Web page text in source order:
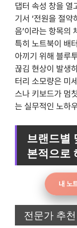
댑터 속성 창을 열
기서 ‘전원을 절
음’이라는 항목의
특히 노트북이 배
아끼기 위해 블루
끊김 현상이 발생
터리 소모량은 미
스나 키보드가 멈
는 실무적인 노하
브랜드별
본적으로
내 노
전문가 추